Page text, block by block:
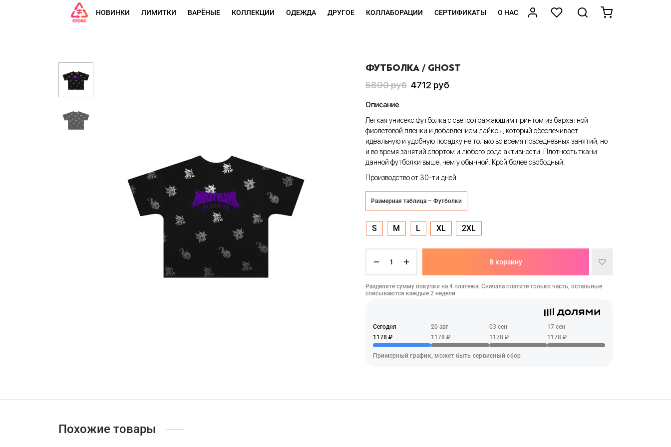
НОВИНКИ ЛИМИТКИ ВАРЁНЫЕ КОЛЛЕКЦИИ ОДЕЖДА ДРУГОЕ КОЛЛАБОРАЦИИ СЕРТИФИКАТЫ О НАС
ФУТБОЛКА / GHOST
5890руб
Первоначальная
цена
5890 руб
4712 руб
Текущая
цена:
Описание
Легкая унисекс футболка с светоотражающим принтом из бархатной
фиолетовой пленки и добавлением лайкры, который обеспечивает
идеальную и удобную посадку не только во время повседневных занятий, но
и во время занятий спортом и любого рода активности. Плотность ткани
данной футболки выше, чем у обычной. Крой более свободный.
Производство от 30-ти дней.
Размерная таблица – Футболки
S M L XL 2XL
В корзину
Разделите сумму покупки на 4 платежа. Сначала платите только часть, остальные
списываются каждые 2 недели
Сегодня
1178 ₽
20 авг
1178 ₽
03 сен
1178 ₽
17 сен
1178 ₽
Примерный график, может быть сервисный сбор
Похожие товары